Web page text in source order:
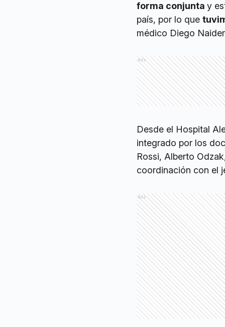
forma conjunta y
país, por lo que
médico Diego
Ads
Desde el Hospital
integrado por los
Rossi, Alberto
coordinación con el
Ads